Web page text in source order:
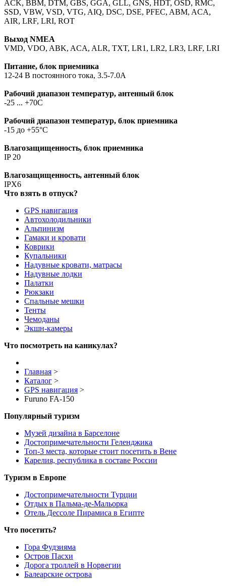
ACK, BBM, DTM, GBS, GGA, GLL, GNS, HDT, OSD, RMC,
SSD, VBW, VSD, VTG, AIQ, DSC, DSE, PFEC, ABM, ACA,
AIR, LRF, LRI, ROT
Выход NMEA
VMD, VDO, ABK, ACA, ALR, TXT, LR1, LR2, LR3, LRF, LRI
Питание, блок приемника
12-24 В постоянного тока, 3.5-7.0А
Рабочий диапазон температур, антенный блок
-25 ... +70C
Рабочий диапазон температур, блок приемника
-15 до +55°C
Влагозащищенность, блок приемника
IP 20
Влагозащищенность, антенный блок
IPX6
Что взять в отпуск?
GPS навигация
Автохолодильники
Альпинизм
Гамаки и кровати
Коврики
Купальники
Надувные кровати, матрасы
Надувные лодки
Палатки
Рюкзаки
Спальные мешки
Тенты
Чемоданы
Экшн-камеры
Что посмотреть на каникулах?
Главная >
Каталог >
GPS навигация >
Furuno FA-150
Популярный туризм
Музей дизайна в Барселоне
Достопримечательности Геленджика
Топ-3 места, которые стоит посетить в Вене
Карелия, республика в составе России
Туризм в Европе
Достопримечательности Турции
Отдых в Пальма-де-Мальорка
Отель Дессоле Пирамиса в Египте
Что посетить?
Гора Фудзияма
Остров Пасхи
Дорога троллей в Норвегии
Балеарские острова